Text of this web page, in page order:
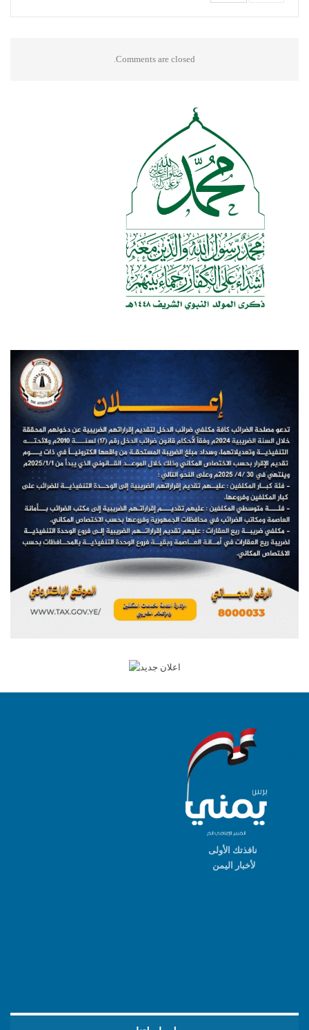
Comments are closed.
نافذتك الأولى
لأخبار اليمن